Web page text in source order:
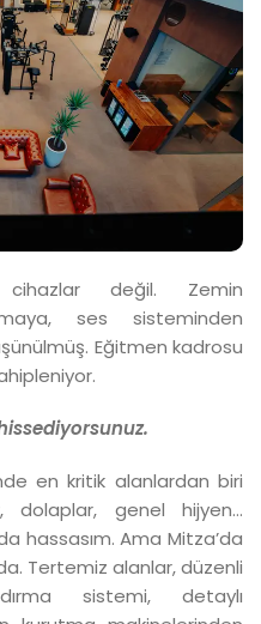
değil. Zemin
ses sisteminden
Eğitmen kadrosu
en kritik alanlardan biri
dolaplar, genel hijyen…
hassasım. Ama Mitza’da
Tertemiz alanlar, düzenli
sistemi, detaylı